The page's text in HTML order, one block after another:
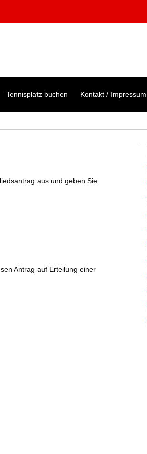
Tennisplatz buchen Kontakt / Impressum
aus und geben Sie
Antrag auf Erteilung einer